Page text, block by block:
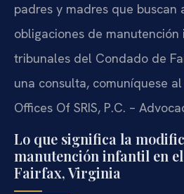
padres y madres que buscan
obligaciones de
tribunales del Condado de
una consulta, comuníquese al
Offices Of SRIS, P.C. –
Lo que significa la
manutención infantil en
Fairfax, Virginia